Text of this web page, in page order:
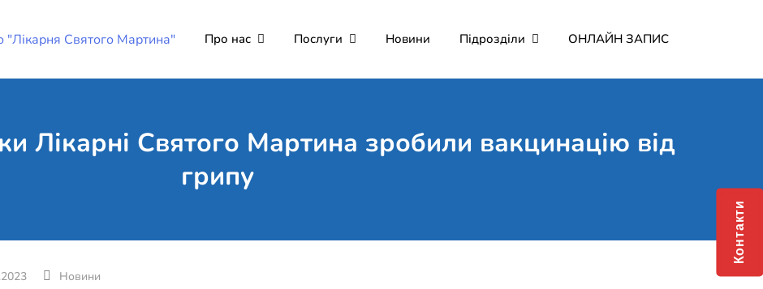
Комунальне некомерційне підприємство
"Лікарня Святого Мартина"
Поліклініка Мукачево
Про нас Послуги Новини Підрозділи ОНЛАЙН ЗАПИС
Лікарні Святого Мартина зробили вакцинацію від
грипу
Новини
Контакти